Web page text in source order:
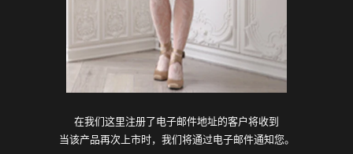
在我们这里注册了电子邮件地址的客户将收到
当该产品再次上市时，我们将通过电子邮件通知您。